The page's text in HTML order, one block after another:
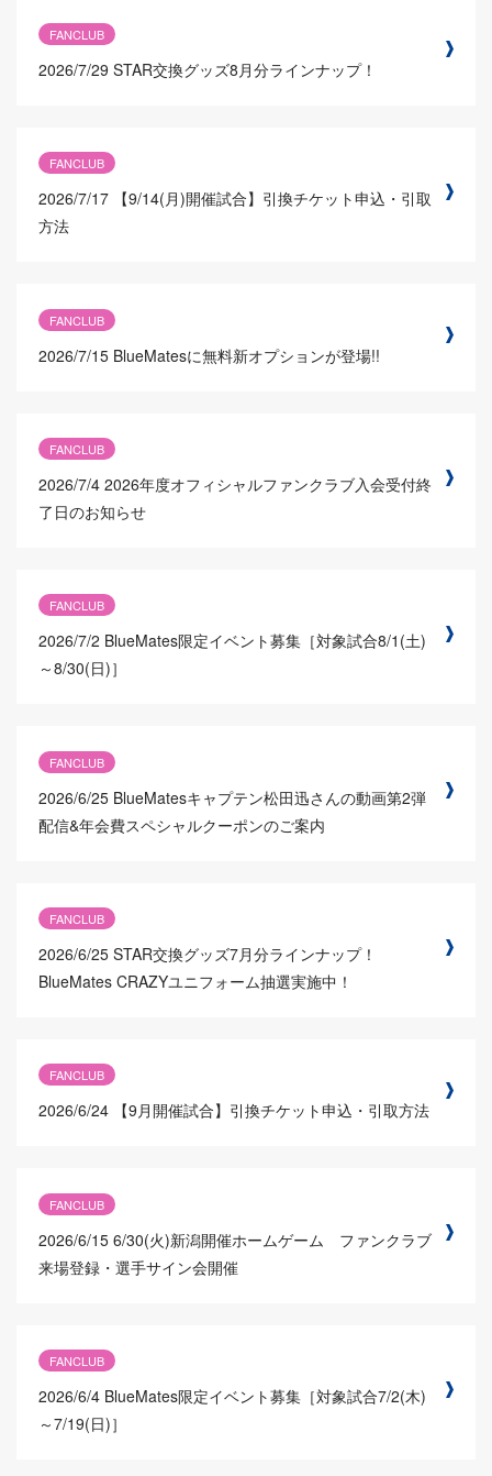
FANCLUB
2026/7/29 STAR交換グッズ8月分ラインナップ！
FANCLUB
2026/7/17 【9/14(月)開催試合】引換チケット申込・引取
方法
FANCLUB
2026/7/15 BlueMatesに無料新オプションが登場!!
FANCLUB
2026/7/4 2026年度オフィシャルファンクラブ入会受付終
了日のお知らせ
FANCLUB
2026/7/2 BlueMates限定イベント募集［対象試合8/1(土)
～8/30(日)］
FANCLUB
2026/6/25 BlueMatesキャプテン松田迅さんの動画第2弾
配信&年会費スペシャルクーポンのご案内
FANCLUB
2026/6/25 STAR交換グッズ7月分ラインナップ！
BlueMates CRAZYユニフォーム抽選実施中！
FANCLUB
2026/6/24 【9月開催試合】引換チケット申込・引取方法
FANCLUB
2026/6/15 6/30(火)新潟開催ホームゲーム ファンクラブ
来場登録・選手サイン会開催
FANCLUB
2026/6/4 BlueMates限定イベント募集［対象試合7/2(木)
～7/19(日)］